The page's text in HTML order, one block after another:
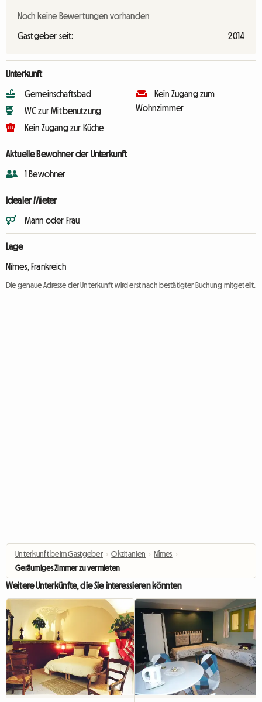
Noch keine Bewertungen vorhanden
Gastgeber seit: 2014
Unterkunft
Gemeinschaftsbad
WC zur Mitbenutzung
Kein Zugang zur Küche
Kein Zugang zum
Wohnzimmer
Aktuelle Bewohner der Unterkunft
1 Bewohner
Idealer Mieter
Mann oder Frau
Lage
Nîmes, Frankreich
Die genaue Adresse der Unterkunft wird erst nach bestätigter Buchung mitgeteilt.
Unterkunft beim Gastgeber › Okzitanien › Nîmes ›
Geräumiges Zimmer zu vermieten
Weitere Unterkünfte, die Sie interessieren könnten